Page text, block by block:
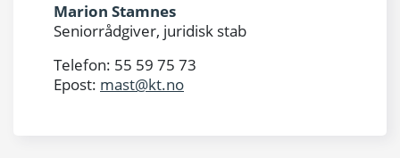
Marion Stamnes
Seniorrådgiver, juridisk stab
Telefon: 55 59 75 73
Epost: mast@kt.no